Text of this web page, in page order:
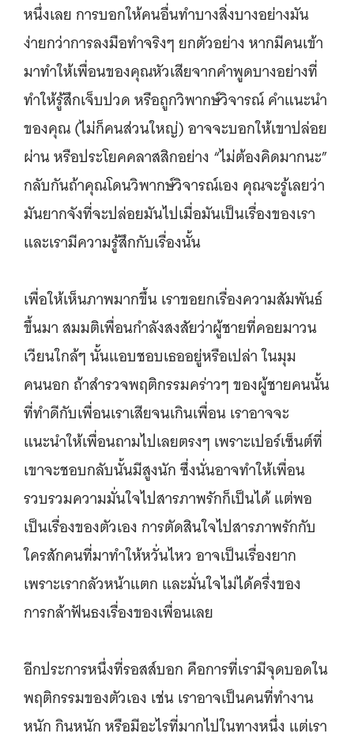
หนึ่งเลย การบอกให้คนอื่นทำบางสิ่งบางอย่างมัน
ง่ายกว่าการลงมือทำจริงๆ ยกตัวอย่าง หากมีคนเข้า
มาทำให้เพื่อนของคุณหัวเสียจากคำพูดบางอย่างที่
ทำให้รู้สึกเจ็บปวด หรือถูกวิพากษ์วิจารณ์ คำแนะนำ
ของคุณ (ไม่ก็คนส่วนใหญ่) อาจจะบอกให้เขาปล่อย
ผ่าน หรือประโยคคลาสสิกอย่าง “ไม่ต้องคิดมากนะ”
กลับกันถ้าคุณโดนวิพากษ์วิจารณ์เอง คุณจะรู้เลยว่า
มันยากจังที่จะปล่อยมันไปเมื่อมันเป็นเรื่องของเรา
และเรามีความรู้สึกกับเรื่องนั้น
เพื่อให้เห็นภาพมากขึ้น เราขอยกเรื่องความสัมพันธ์
ขึ้นมา สมมติเพื่อนกำลังสงสัยว่าผู้ชายที่คอยมาวน
เวียนใกล้ๆ นั้นแอบชอบเธออยู่หรือเปล่า ในมุม
คนนอก ถ้าสำรวจพฤติกรรมคร่าวๆ ของผู้ชายคนนั้น
ที่ทำดีกับเพื่อนเราเสียจนเกินเพื่อน เราอาจจะ
แนะนำให้เพื่อนถามไปเลยตรงๆ เพราะเปอร์เซ็นต์ที่
เขาจะชอบกลับนั้นมีสูงนัก ซึ่งนั่นอาจทำให้เพื่อน
รวบรวมความมั่นใจไปสารภาพรักก็เป็นได้ แต่พอ
เป็นเรื่องของตัวเอง การตัดสินใจไปสารภาพรักกับ
ใครสักคนที่มาทำให้หวั่นไหว อาจเป็นเรื่องยาก
เพราะเรากลัวหน้าแตก และมั่นใจไม่ได้ครึ่งของ
การกล้าฟันธงเรื่องของเพื่อนเลย
อีกประการหนึ่งที่รอสส์บอก คือการที่เรามีจุดบอดใน
พฤติกรรมของตัวเอง เช่น เราอาจเป็นคนที่ทำงาน
หนัก กินหนัก หรือมีอะไรที่มากไปในทางหนึ่ง แต่เรา